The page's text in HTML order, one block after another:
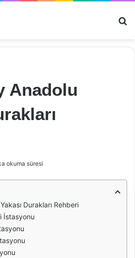
Anadolu
okuma süresi
Durakları Rehberi
İstasyonu